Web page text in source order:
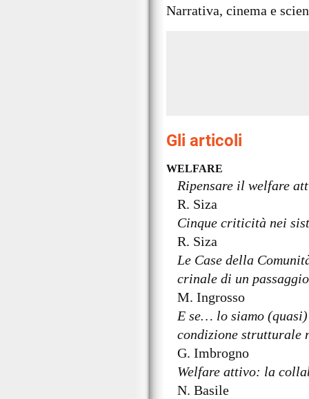
Narrativa, cinema e
Gli articoli
WELFARE
Ripensare il welfare
R. Siza
Cinque criticità nei
R. Siza
Le Case della
crinale di un
M. Ingrosso
E se… lo siamo
condizione strutturale
G. Imbrogno
Welfare attivo: la
N. Basile